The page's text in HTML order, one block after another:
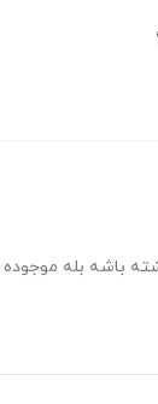
باشه بله موجوده